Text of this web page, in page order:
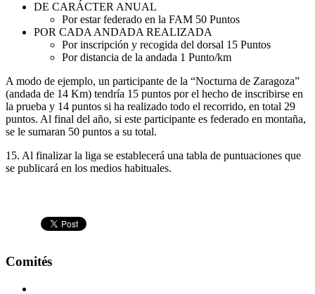
DE CARÁCTER ANUAL
Por estar federado en la FAM 50 Puntos
POR CADA ANDADA REALIZADA
Por inscripción y recogida del dorsal 15 Puntos
Por distancia de la andada 1 Punto/km
A modo de ejemplo, un participante de la “Nocturna de Zaragoza”
(andada de 14 Km) tendría 15 puntos por el hecho de inscribirse en
la prueba y 14 puntos si ha realizado todo el recorrido, en total 29
puntos. Al final del año, si este participante es federado en montaña,
se le sumaran 50 puntos a su total.
15. Al finalizar la liga se establecerá una tabla de puntuaciones que
se publicará en los medios habituales.
Comités